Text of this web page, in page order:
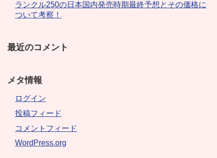
ランクル250の日本国内発売時期最終予想とその価格に
ついて考察！
最近のコメント
メタ情報
ログイン
投稿フィード
コメントフィード
WordPress.org